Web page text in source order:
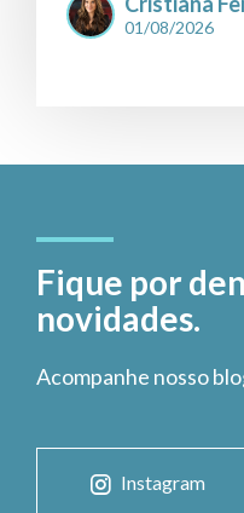
01/08/2026
Fique por
novidades.
Acompanhe nosso
Instagram